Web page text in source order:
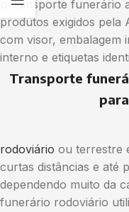
o transporte funerário
produtos exigidos pela
com visor, embalagem
interno e etiquetas
Transporte
rodoviário ou terrestre
curtas distâncias e até
dependendo muito da
funerário rodoviário